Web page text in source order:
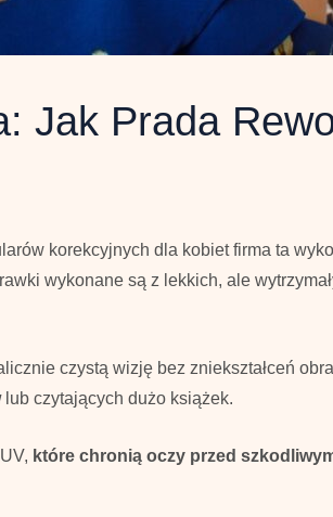
Jak Prada
korekcyjnych dla kobiet firma ta
wykonane są z lekkich, ale
czystą wizję bez zniekształceń
lub czytających dużo książek.
które chronią oczy przed